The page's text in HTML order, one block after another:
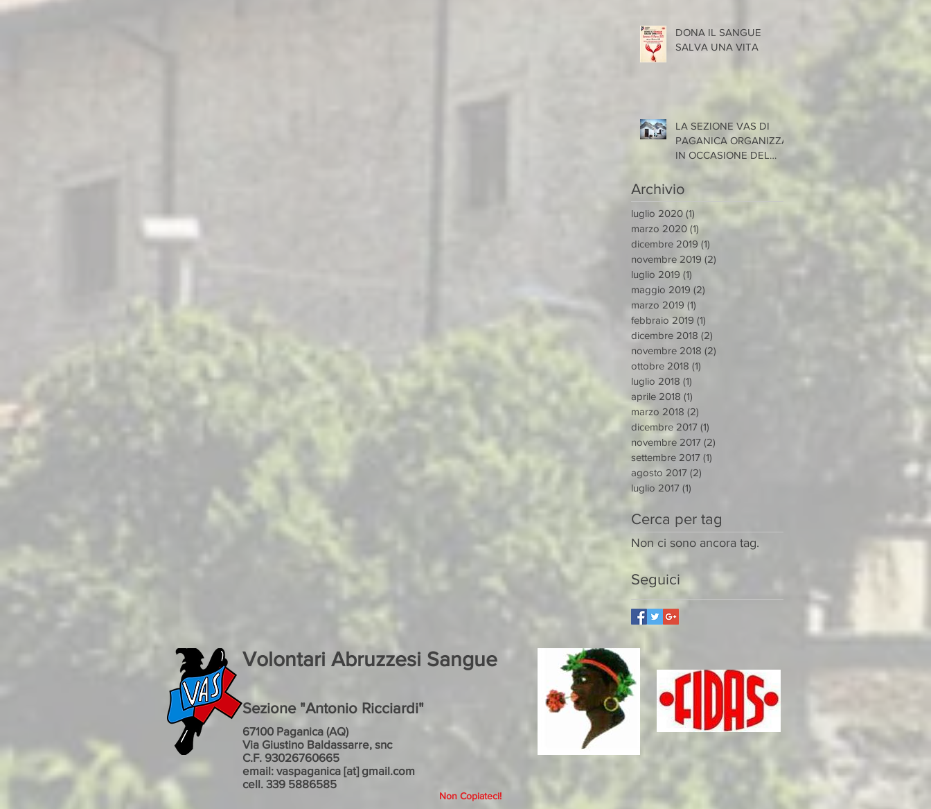
DONA IL SANGUE
SALVA UNA VITA
LA SEZIONE VAS DI
PAGANICA ORGANIZZA
IN OCCASIONE DEL
NAZIONALE FIDAS 2019
– MATERA 27/28
Archivio
luglio 2020 (1)
marzo 2020 (1)
dicembre 2019 (1)
novembre 2019 (2)
luglio 2019 (1)
maggio 2019 (2)
marzo 2019 (1)
febbraio 2019 (1)
dicembre 2018 (2)
novembre 2018 (2)
ottobre 2018 (1)
luglio 2018 (1)
aprile 2018 (1)
marzo 2018 (2)
dicembre 2017 (1)
novembre 2017 (2)
settembre 2017 (1)
agosto 2017 (2)
luglio 2017 (1)
Cerca per tag
Non ci sono ancora tag.
Seguici
Volontari Abruzzesi Sangue
Sezione "Antonio Ricciardi"
67100 Paganica (AQ)
Via Giustino Baldassarre, snc
C.F. 93026760665
email: vaspaganica [at] gmail.com
cell. 339 5886585
Non Copiateci!